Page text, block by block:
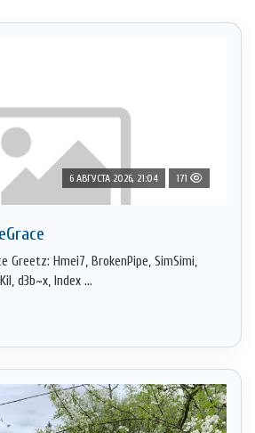
6 АВГУСТА 2026, 21:04 171
Greetz: Hmei7, BrokenPipe, SimSimi,
d3b~x, Index ...